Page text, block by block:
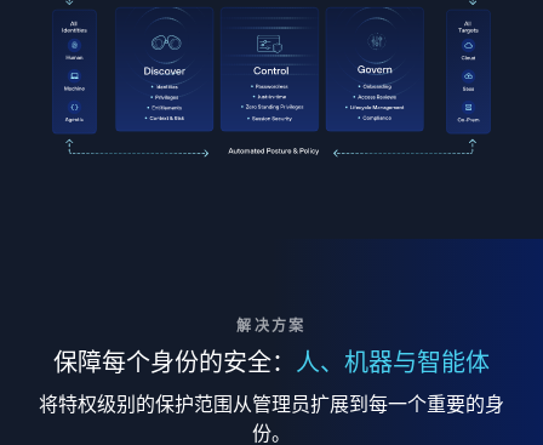
解决方案
保障每个身份的安全： 人、机器与智能体
将特权级别的保护范围从管理员扩展到每一个重要的身
份。